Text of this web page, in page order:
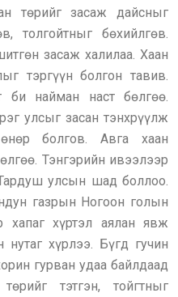
төрийг засаж дайсныг
толгойтныг бөхийлгөв.
засаж халилаа. Хаан
тэргүүн болгон тавив.
би найман наст бөлгөө.
улсыг засан тэнхрүүлж
болгов. Авга хаан
Тэнгэрийн ивээлээр
улсын шад боллоо.
газрын Ногоон голын
хапаг хүртэл аялан явж
хүрлээ. Бүгд гучин
гурван удаа байлдаад
тэтгэн, тойгтныг